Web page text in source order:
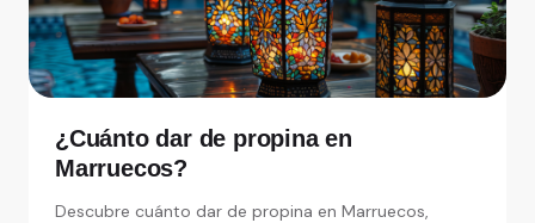
¿Cuánto dar de propina en
Marruecos?
Descubre cuánto dar de propina en Marruecos,